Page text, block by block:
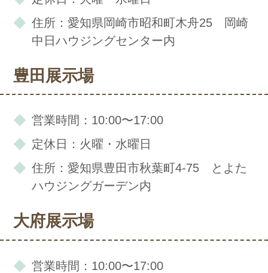
住所：愛知県岡崎市昭和町木舟25 岡崎
中日ハウジングセンター内
豊田展示場
営業時間：10:00〜17:00
定休日：火曜・水曜日
住所：愛知県豊田市秋葉町4-75 とよた
ハウジングガーデン内
大府展示場
営業時間：10:00〜17:00